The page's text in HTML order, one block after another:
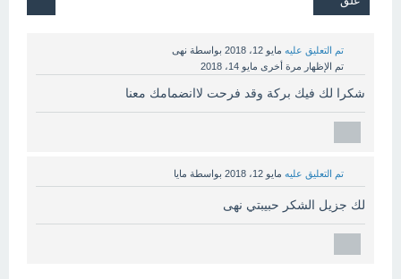
تم التعليق عليه مايو 12، 2018 بواسطة نهى
تم الإظهار مرة أخرى مايو 14، 2018
شكرا لك فيك بركة وقد فرحت لاانضمامك معنا
تم التعليق عليه مايو 12، 2018 بواسطة مايا
لك جزيل الشكر حبيبتي نهى